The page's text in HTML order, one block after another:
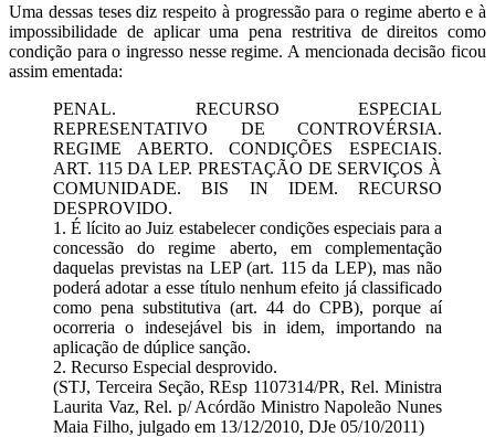
Uma dessas teses diz respeito à progressão para o regime aberto e à
impossibilidade de aplicar uma pena restritiva de direitos como
condição para o ingresso nesse regime. A mencionada decisão ficou
assim ementada:
PENAL. RECURSO ESPECIAL
REPRESENTATIVO DE CONTROVÉRSIA.
REGIME ABERTO. CONDIÇÕES ESPECIAIS.
ART. 115 DA LEP. PRESTAÇÃO DE SERVIÇOS À
COMUNIDADE. BIS IN IDEM. RECURSO
DESPROVIDO.
1. É lícito ao Juiz estabelecer condições especiais para a
concessão do regime aberto, em complementação
daquelas previstas na LEP (art. 115 da LEP), mas não
poderá adotar a esse título nenhum efeito já classificado
como pena substitutiva (art. 44 do CPB), porque aí
ocorreria o indesejável bis in idem, importando na
aplicação de dúplice sanção.
2. Recurso Especial desprovido.
(STJ, Terceira Seção, REsp 1107314/PR, Rel. Ministra
Laurita Vaz, Rel. p/ Acórdão Ministro Napoleão Nunes
Maia Filho, julgado em 13/12/2010, DJe 05/10/2011)